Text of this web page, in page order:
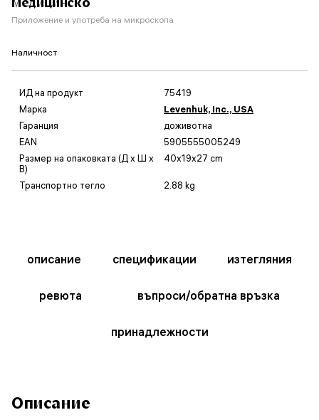
Приложение и употреба на микроскопа
Наличност
ИД на продукт
75419
Марка
Levenhuk, Inc., USA
Гаранция
доживотна
EAN
5905555005249
Размер на опаковката (Д x Ш x
В)
40x19x27 cm
Транспортно тегло 2.88 kg
описание спецификации изтегляния
ревюта въпроси/обратна връзка
принадлежности
Описание